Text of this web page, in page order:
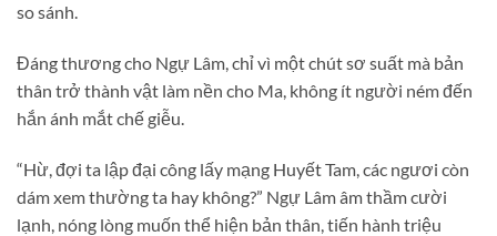
so sánh.
Đáng thương cho Ngự Lâm, chỉ vì một chút sơ suất mà bản
thân trở thành vật làm nền cho Ma, không ít người ném đến
hắn ánh mắt chế giễu.
“Hừ, đợi ta lập đại công lấy mạng Huyết Tam, các ngươi còn
dám xem thường ta hay không?” Ngự Lâm âm thầm cười
lạnh, nóng lòng muốn thể hiện bản thân, tiến hành triệu